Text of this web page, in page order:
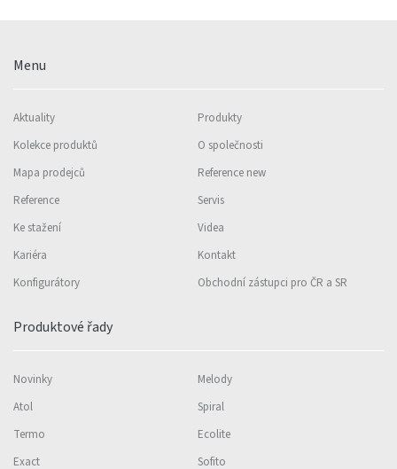
Menu
Aktuality
Produkty
Kolekce produktů
O společnosti
Mapa prodejců
Reference new
Reference
Servis
Ke stažení
Videa
Kariéra
Kontakt
Konfigurátory
Obchodní zástupci pro ČR a SR
Produktové řady
Novinky
Melody
Atol
Spiral
Termo
Ecolite
Exact
Sofito